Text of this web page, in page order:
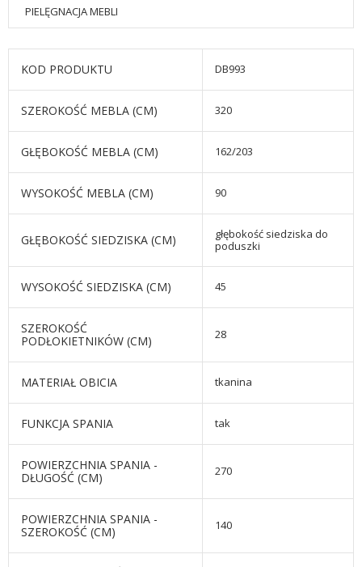
PIELĘGNACJA MEBLI
KOD PRODUKTU DB993
SZEROKOŚĆ MEBLA (CM) 320
GŁĘBOKOŚĆ MEBLA (CM) 162/203
WYSOKOŚĆ MEBLA (CM) 90
GŁĘBOKOŚĆ SIEDZISKA (CM)
głębokość siedziska do
poduszki
WYSOKOŚĆ SIEDZISKA (CM) 45
SZEROKOŚĆ
PODŁOKIETNIKÓW (CM)
28
MATERIAŁ OBICIA tkanina
FUNKCJA SPANIA tak
POWIERZCHNIA SPANIA -
DŁUGOŚĆ (CM)
270
POWIERZCHNIA SPANIA -
SZEROKOŚĆ (CM)
140